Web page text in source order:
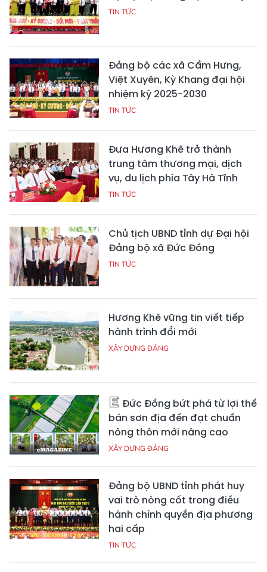
TIN TỨC
Đảng bộ các xã Cẩm Hưng,
Việt Xuyên, Kỳ Khang đại hội
nhiệm kỳ 2025-2030
TIN TỨC
Đưa Hương Khê trở thành
trung tâm thương mại, dịch
vụ, du lịch phía Tây Hà Tĩnh
TIN TỨC
Chủ tịch UBND tỉnh dự Đại hội
Đảng bộ xã Đức Đồng
TIN TỨC
Hương Khê vững tin viết tiếp
hành trình đổi mới
XÂY DỰNG ĐẢNG
Đức Đồng bứt phá từ lợi thế
bán sơn địa đến đạt chuẩn
nông thôn mới nâng cao
XÂY DỰNG ĐẢNG
Đảng bộ UBND tỉnh phát huy
vai trò nòng cốt trong điều
hành chính quyền địa phương
hai cấp
TIN TỨC